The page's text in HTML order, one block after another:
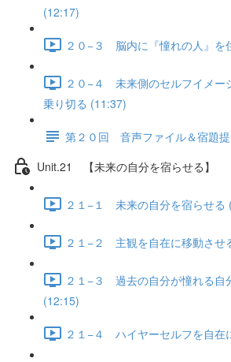
(12:17)
２０−３ 脳内に『憧れの人』を
２０−４ 未来側のセルフイメー
乗り切る (11:37)
第２０回 音声ファイル＆宿題提
Unit.21 【未来の自分を宿らせる】
２１−１ 未来の自分を宿らせる
２１−２ 主観を自在に移動させ
２１−３ 過去の自分が憧れる自
(12:15)
２１−４ ハイヤーセルフを自在